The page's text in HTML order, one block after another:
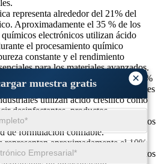
×
muestra gratis
representa alrededor del 21% del
Aproximadamente el 35 % de los
electrónicos utilizan ácido
el procesamiento químico
constante y el rendimiento
para los materiales avanzados.
químicas contribuyen con casi el 30%
Alrededor del 44% de los fabricantes
utilizan ácido cresílico como
desinfectantes, productos
y productos químicos especializados
de formulación confiable.
representan aproximadamente el 10%
de esta demanda proviene de productos